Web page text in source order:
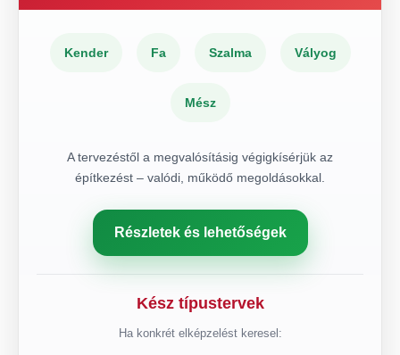
Kender Fa Szalma Vályog
Mész
A tervezéstől a megvalósításig végigkísérjük az
építkezést – valódi, működő megoldásokkal.
Részletek és lehetőségek
Kész típustervek
Ha konkrét elképzelést keresel: